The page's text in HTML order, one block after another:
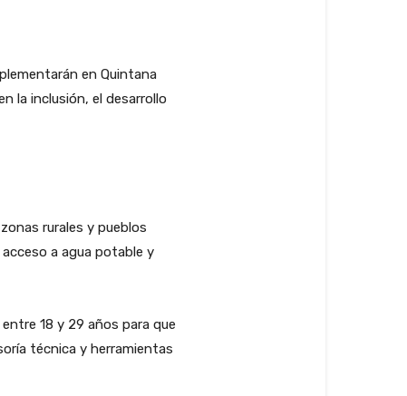
en Quintana
la inclusión, el desarrollo
rurales y pueblos
a agua potable y
18 y 29 años para que
técnica y herramientas